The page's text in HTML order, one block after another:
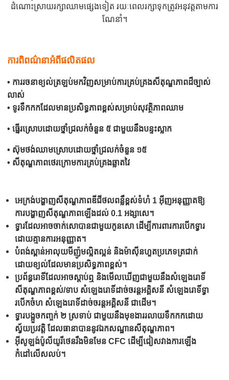
ដំណោះស្រាយរក្សាឈាមផ្សេងទៀត រយៈពេលរក្សាទុកត្រូវអនុវត្តតាមការ
ណែនាំ។
ការពិពណ៌នាអំពីផលិតផល
• ការរចនាខ្យល់ត្រឡប់មកវិញសម្រាប់ការគ្រប់គ្រងសីតុណ្ហភាពដ៏ច្បាស់
លាស់
• ទូរទឹកកកដែលមានប្រសិទ្ធភាពខ្ពស់សម្រាប់សុវត្ថិភាពឈាម
• ធ្នើរស្រោបដោយថ្នាំជ្រលក់ចំនួន ៥ ជាមួយនឹងបន្ទះស្លាក
• ស៊ុមថង់ឈាមស្រោបដោយថ្នាំជ្រលក់ចំនួន ១៥
• សីតុណ្ហភាពថេរក្រោមការគ្រប់គ្រងឆ្លាតវៃ
អេក្រង់បង្ហាញសីតុណ្ហភាពឌីជីថលពន្លឺខ្ពស់ទំហំ 1 អ៊ីញអនុញ្ញាតឱ្យ
ការបង្ហាញសីតុណ្ហភាពឡើងដល់ 0.1 អង្សាសេ។
ទ្វារដែលអាចចាក់សោបានជាមួយកូនសោ ដើម្បីការពារការបើកទ្វារ
ដោយគ្មានការអនុញ្ញាត។
បំពង់​ស្ពាន់​អាលុយមីញ៉ូម​ល្អិតល្អន់ និង​ម៉ាស៊ីន​ហួត​ប្រភេទ​ត្រជាក់​
ដោយ​ខ្យល់​ដែល​មាន​ប្រសិទ្ធភាព​ខ្ពស់។
ប្រព័ន្ធរោទិ៍ដែលអាចស្តាប់ឮ និងមើលឃើញជាមួយនឹងសំឡេងរោទិ៍
សីតុណ្ហភាពខ្ពស់/ទាប សំឡេងរោទិ៍ដាច់ចរន្តអគ្គិសនី សំឡេងរោទិ៍ទ្វា
របើកចំហ សំឡេងរោទិ៍ដាច់ចរន្តអគ្គិសនី ជាដើម។
ទ្វារបង្អួចកញ្ចក់ ២ ស្រទាប់ ជាមួយនឹងមុខងាររលាយទឹកកកដោយ
ស្វ័យប្រវត្តិ ដែលធានាបាននូវឯកសណ្ឋានសីតុណ្ហភាព។
អ៊ីសូឡង់ប៉ូលីយូរីថេនរឹងមិនមែន CFC ដើម្បីជៀសវាងការឡើង
កំដៅលើសលប់។